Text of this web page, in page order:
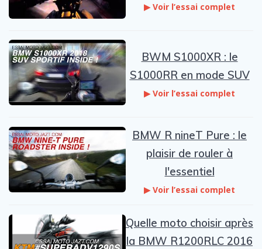
▶ Voir l’essai complet
BWM S1000XR : le
S1000RR en mode SUV
▶ Voir l’essai complet
BMW R nineT Pure : le
plaisir de rouler à
l'essentiel
▶ Voir l’essai complet
Quelle moto choisir après
la BMW R1200RLC 2016